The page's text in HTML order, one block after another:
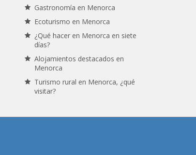
Gastronomía en Menorca
Ecoturismo en Menorca
¿Qué hacer en Menorca en siete
días?
Alojamientos destacados en
Menorca
Turismo rural en Menorca, ¿qué
visitar?